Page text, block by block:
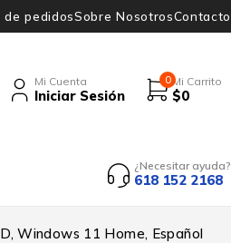
de pedidosSobre NosotrosContacto
Mi Cuenta
Iniciar Sesión
0 Mi Carrito
$0
¿Necesitar ayuda?
618 152 2168
Windows 11 Home, Español